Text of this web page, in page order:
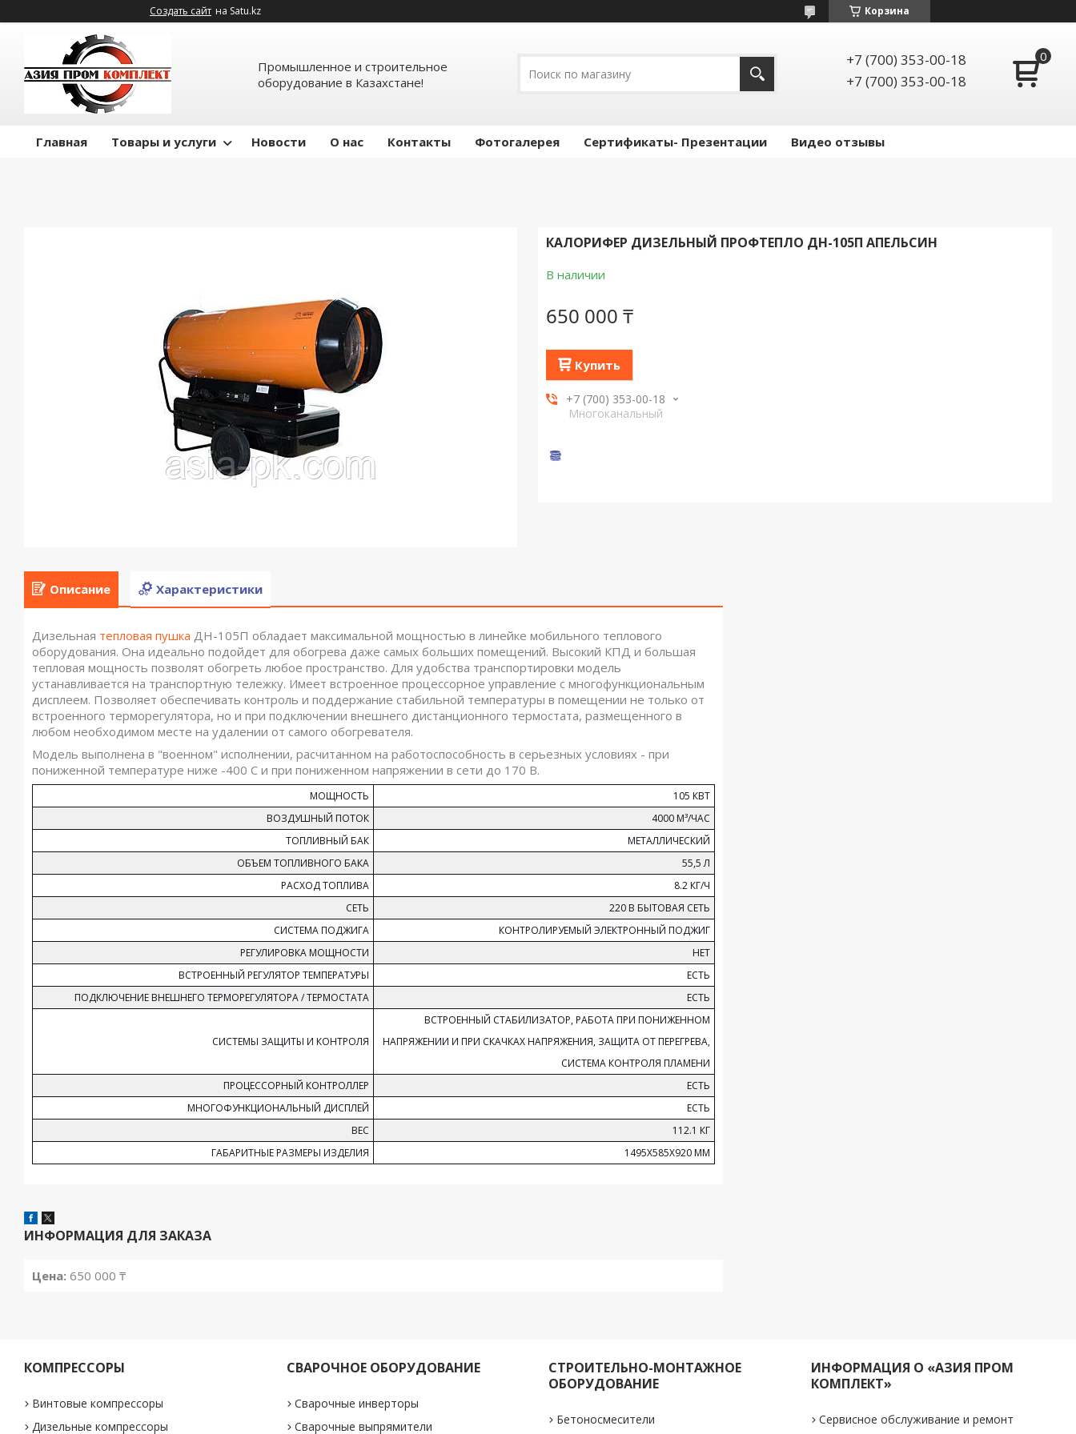
Создать сайт на Satu.kz Корзина
Промышленное и строительное
оборудование в Казахстане!
+7 (700) 353-00-18
+7 (700) 353-00-18
Главная Товары и услуги Новости О нас Контакты Фотогалерея Сертификаты- Презентации Видео отзывы
КАЛОРИФЕР ДИЗЕЛЬНЫЙ ПРОФТЕПЛО ДН-105П АПЕЛЬСИН
В наличии
650 000 ₸
Купить
+7 (700) 353-00-18
Многоканальный
Описание Характеристики
Дизельная тепловая пушка ДН-105П обладает максимальной мощностью в линейке мобильного теплового
оборудования. Она идеально подойдет для обогрева даже самых больших помещений. Высокий КПД и большая
тепловая мощность позволят обогреть любое пространство. Для удобства транспортировки модель
устанавливается на транспортную тележку. Имеет встроенное процессорное управление с многофункциональным
дисплеем. Позволяет обеспечивать контроль и поддержание стабильной температуры в помещении не только от
встроенного терморегулятора, но и при подключении внешнего дистанционного термостата, размещенного в
любом необходимом месте на удалении от самого обогревателя.
Модель выполнена в "военном" исполнении, расчитанном на работоспособность в серьезных условиях - при
пониженной температуре ниже -400 С и при пониженном напряжении в сети до 170 В.
МОЩНОСТЬ
105 КВТ
ВОЗДУШНЫЙ ПОТОК
4000 М³/ЧАС
ТОПЛИВНЫЙ БАК
МЕТАЛЛИЧЕСКИЙ
ОБЪЕМ ТОПЛИВНОГО БАКА
55,5 Л
РАСХОД ТОПЛИВА
8.2 КГ/Ч
СЕТЬ
220 В БЫТОВАЯ СЕТЬ
СИСТЕМА ПОДЖИГА
КОНТРОЛИРУЕМЫЙ ЭЛЕКТРОННЫЙ ПОДЖИГ
РЕГУЛИРОВКА МОЩНОСТИ
НЕТ
ВСТРОЕННЫЙ РЕГУЛЯТОР ТЕМПЕРАТУРЫ
ЕСТЬ
ПОДКЛЮЧЕНИЕ ВНЕШНЕГО ТЕРМОРЕГУЛЯТОРА / ТЕРМОСТАТА
ЕСТЬ
СИСТЕМЫ ЗАЩИТЫ И КОНТРОЛЯ
ВСТРОЕННЫЙ СТАБИЛИЗАТОР, РАБОТА ПРИ ПОНИЖЕННОМ
НАПРЯЖЕНИИ И ПРИ СКАЧКАХ НАПРЯЖЕНИЯ, ЗАЩИТА ОТ ПЕРЕГРЕВА,
СИСТЕМА КОНТРОЛЯ ПЛАМЕНИ
ПРОЦЕССОРНЫЙ КОНТРОЛЛЕР
ЕСТЬ
МНОГОФУНКЦИОНАЛЬНЫЙ ДИСПЛЕЙ
ЕСТЬ
ВЕС
112.1 КГ
ГАБАРИТНЫЕ РАЗМЕРЫ ИЗДЕЛИЯ
1495Х585Х920 ММ
ИНФОРМАЦИЯ ДЛЯ ЗАКАЗА
Цена: 650 000 ₸
КОМПРЕССОРЫ
Винтовые компрессоры
Дизельные компрессоры
СВАРОЧНОЕ ОБОРУДОВАНИЕ
Сварочные инверторы
Сварочные выпрямители
СТРОИТЕЛЬНО-МОНТАЖНОЕ
ОБОРУДОВАНИЕ
Бетоносмесители
ИНФОРМАЦИЯ О «АЗИЯ ПРОМ
КОМПЛЕКТ»
Сервисное обслуживание и ремонт